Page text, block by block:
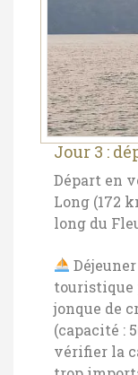
Jour 3 :
Départ en
Long (172
long du
touristique
jonque de
(capacité :
vérifier la